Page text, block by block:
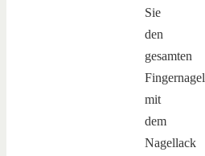
Sie
den
gesamten
Fingernagel
mit
dem
Nagellack